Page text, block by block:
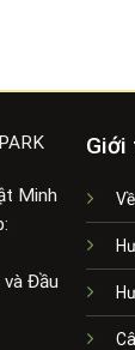
Minh
Đầu
Giới